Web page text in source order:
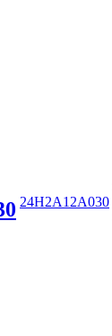
24H2A12A030